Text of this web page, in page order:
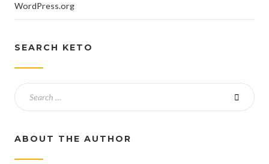
WordPress.org
SEARCH KETO
ABOUT THE AUTHOR